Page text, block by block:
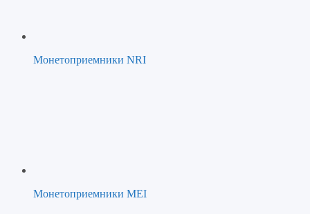
Монетоприемники NRI
Монетоприемники MEI